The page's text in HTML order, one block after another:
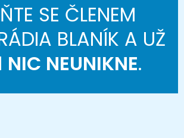
SE ČLENEM
BLANÍK A UŽ
NIC NEUNIKNE.